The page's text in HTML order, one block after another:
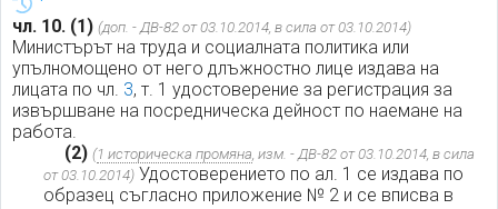
чл. 10. (1) (доп. - ДВ-82 от 03.10.2014, в сила от 03.10.2014)
Министърът на труда и социалната политика или
упълномощено от него длъжностно лице издава на
лицата по чл. 3, т. 1 удостоверение за регистрация за
извършване на посредническа дейност по наемане на
работа.
(2) (1 историческа промяна, изм. - ДВ-82 от 03.10.2014, в сила
от 03.10.2014) Удостоверението по ал. 1 се издава по
образец съгласно приложение № 2 и се вписва в